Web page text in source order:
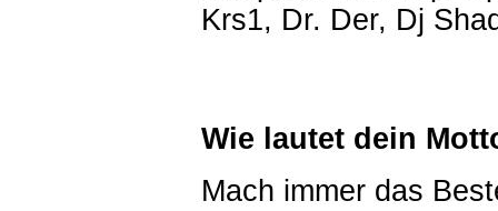
Krs1, Dr. Der, Dj
Wie lautet dein
Mach immer das